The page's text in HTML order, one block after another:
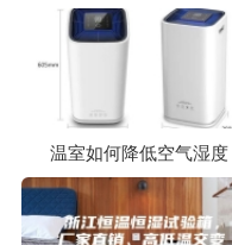
温室如何降低空气湿度